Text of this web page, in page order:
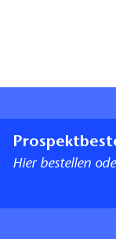
Hier bestellen